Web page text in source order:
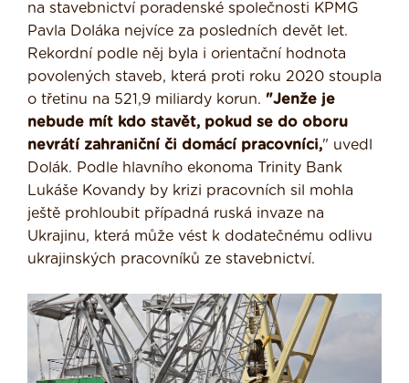
na stavebnictví poradenské společnosti KPMG
Pavla Doláka nejvíce za posledních devět let.
Rekordní podle něj byla i orientační hodnota
povolených staveb, která proti roku 2020 stoupla
o třetinu na 521,9 miliardy korun. "Jenže je
nebude mít kdo stavět, pokud se do oboru
nevrátí zahraniční či domácí pracovníci," uvedl
Dolák. Podle hlavního ekonoma Trinity Bank
Lukáše Kovandy by krizi pracovních sil mohla
ještě prohloubit případná ruská invaze na
Ukrajinu, která může vést k dodatečnému odlivu
ukrajinských pracovníků ze stavebnictví.